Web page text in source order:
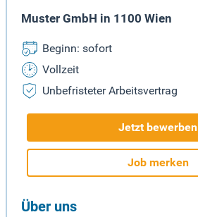
Muster GmbH in 1100 Wien
Beginn: sofort
Vollzeit
Unbefristeter Arbeitsvertrag
Jetzt bewerben
Job merken
Über uns